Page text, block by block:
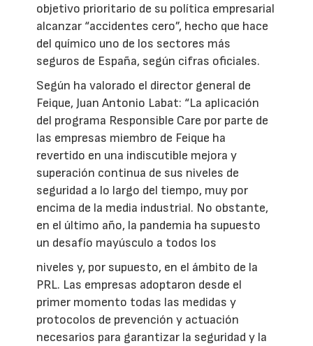
objetivo prioritario de su política empresarial
alcanzar “accidentes cero”, hecho que hace
del químico uno de los sectores más
seguros de España, según cifras oficiales.
Según ha valorado el director general de
Feique, Juan Antonio Labat: “La aplicación
del programa Responsible Care por parte de
las empresas miembro de Feique ha
revertido en una indiscutible mejora y
superación continua de sus niveles de
seguridad a lo largo del tiempo, muy por
encima de la media industrial. No obstante,
en el último año, la pandemia ha supuesto
un desafío mayúsculo a todos los
niveles y, por supuesto, en el ámbito de la
PRL. Las empresas adoptaron desde el
primer momento todas las medidas y
protocolos de prevención y actuación
necesarios para garantizar la seguridad y la